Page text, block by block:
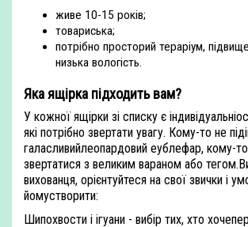
живе 10-15 років;
товариська;
потрібно просторий тераріум,
низька вологість.
Яка ящірка підходить вам?
У кожної ящірки зі списку є
які потрібно звертати увагу. Кому-то не
галасливийлеопардовий еублефар, кому-
звертатися з великим вараном або
вихованця, орієнтуйтеся на свої звички і
йомустворити:
Шипохвости і ігуани - вибір тих, хто